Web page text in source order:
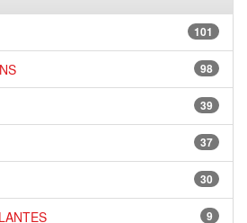
101
98
39
37
30
9